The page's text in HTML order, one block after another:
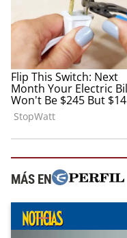
MÁS EN